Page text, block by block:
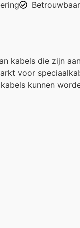
kabels die zijn
voor
kunnen